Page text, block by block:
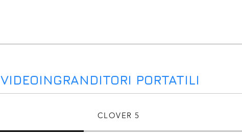
VIDEOINGRANDITORI PORTATILI
CLOVER 5